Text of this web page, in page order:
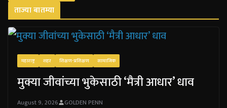
ताज्या बातम्या
महाराष्ट्र शहर शिक्षण-प्रशिक्षण सामाजिक
मुक्या जीवांच्या भुकेसाठी ‘मैत्री आधार’ धाव
August 9, 2026 GOLDEN PENN